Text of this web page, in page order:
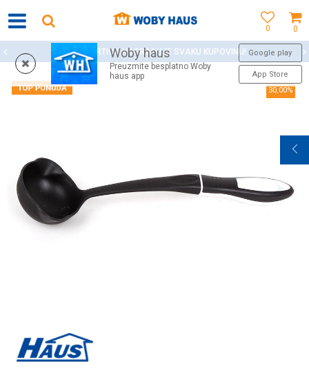
0
0
Woby haus
Preuzmite besplatno Woby
haus app
Google play
App Store
WOBY KARTICA NAGRAĐUJE SVAKU KUPOVINU!
30,00%